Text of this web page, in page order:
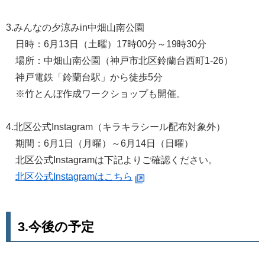
3.みんなの夕涼みin中畑山南公園
日時：6月13日（土曜）17時00分～19時30分
場所：中畑山南公園（神戸市北区鈴蘭台西町1-26）
神戸電鉄「鈴蘭台駅」から徒歩5分
※竹とんぼ作成ワークショップも開催。
4.北区公式Instagram（キラキラシール配布対象外）
期間：6月1日（月曜）～6月14日（日曜）
北区公式Instagramは下記よりご確認ください。
北区公式Instagramはこちら
3.今後の予定